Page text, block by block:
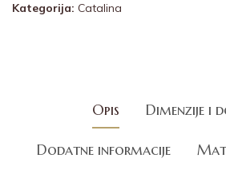
Kategorija: Catalina
Opis Dimenzije i
Dodatne informacije